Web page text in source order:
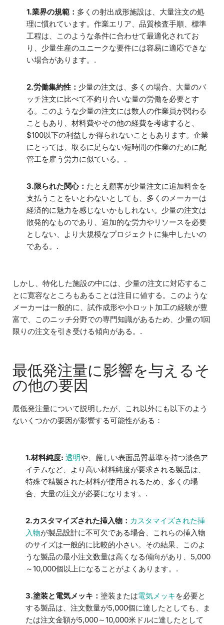
1.業界の規範： 多くの射出成形施設は、大量注文の処
理に慣れています。作業エリア、品質検査手順、標準
工程は、このような条件に合わせて最適化されてお
り、少量生産のユニークな要件には容易に適応できな
い場合があります。.
2.労働集約性： 少量の注文は、多くの場合、大量のバ
ッチ注文に比べて不釣り合いな量の労働を必要とす
る。このような少量の注文には数人の作業員が関わる
こともあり、材料費やその他の経費を考慮すると、
$100以下の利益しか得られないこともあります。企業
にとっては、取るに足らない短時間の作業のために配
管工を雇う労力に似ている。.
3.限られた関心： たとえ顧客が少量注文に追加料金を
支払うことをいとわないとしても、多くのメーカーは
経済的に魅力を感じないかもしれない。少量の注文は
散発的なものであり、追加的な労力やリソースを必要
としない、より大規模なプロジェクトに集中したいの
である。.
しかし、特化した施設の中には、少量の注文に対応するこ
とに寛容なところもあることは注目に値する。このような
メーカーは一般的に、試作成形や小ロット加工の経験が豊
富で、このニッチ分野での専門知識があるため、少量の1回
限りの注文を引き受ける傾向がある。.
最低発注量に影響を与えるそ
の他の要因
最低発注量について説明したが、これ以外にも以下のよう
ないくつかの要因が影響する可能性がある：
1.材料純度: 透明や、厳しい表面品質基準を持つ淡色ア
イテムなど、より高い材料純度が要求される製品は、
特殊で精製された材料が使用されるため、多くの場
合、大量の注文が必要になります。.
2.カスタマイズされた挿入物： カスタマイズされた挿
入物が製品設計に不可欠である場合、これらの挿入物
のサイズは一般的に比較的小さい。その結果、このよ
うな製品の最小注文数量は高くなる傾向があり、5,000
～10,000個以上になることがよくあります。.
3.塗装と電気メッキ： 塗装または電気メッキを必要と
する製品は、注文数量が5,000個に達したとしても、ま
たは注文金額が5,000～10,000米ドルに達したとして